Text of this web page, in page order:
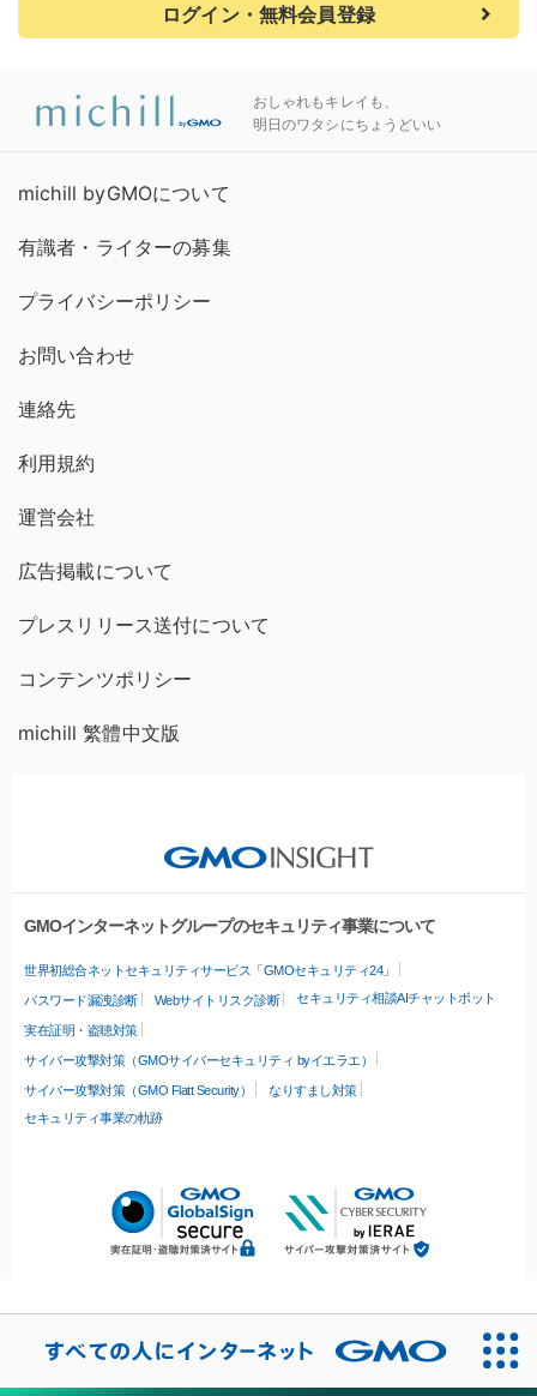
ログイン・無料会員登録
おしゃれもキレイも、
明日のワタシにちょうどいい
michill byGMOについて
有識者・ライターの募集
プライバシーポリシー
お問い合わせ
連絡先
利用規約
運営会社
広告掲載について
プレスリリース送付について
コンテンツポリシー
michill 繁體中文版
GMOインターネットグループのセキュリティ事業について
世界初総合ネットセキュリティサービス「GMOセキュリティ24」
パスワード漏洩診断 Webサイトリスク診断 セキュリティ相談AIチャットボット
実在証明・盗聴対策
サイバー攻撃対策（GMOサイバーセキュリティ byイエラエ）
サイバー攻撃対策（GMO Flatt Security）
なりすまし対策
セキュリティ事業の軌跡